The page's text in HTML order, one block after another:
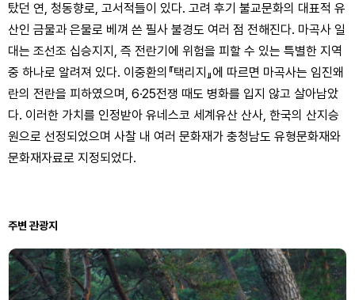
탔던 연, 청동향로, 고서적들이 있다. 고려 후기 불교문화의 대표적 유
산인 금물과 은물로 베껴 쓴 필사 불경도 여러 점 전해진다. 마곡사 일
대는 조선조 십승지지, 즉 전란기에 위험을 피할 수 있는 특별한 지역
중 하나로 알려져 있다. 이중환의『택리지』에 따르면 마곡사는 임진왜
란의 전란을 피하였으며, 6·25전쟁 때도 병화를 입지 않고 살아남았
다. 이러한 가치를 인정받아 유네스코 세계유산 산사, 한국의 산지승
원으로 선정되었으며 사찰 내 여러 문화재가 충청남도 유형문화재와
문화재자료로 지정되었다.
주변 관광지